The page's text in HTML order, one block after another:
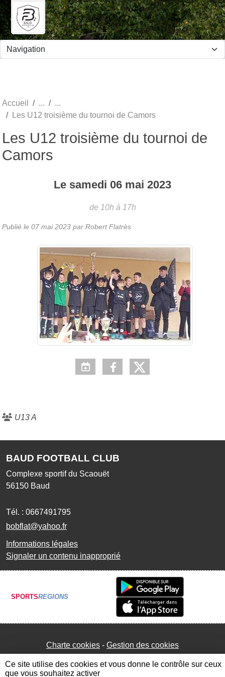
Accueil
Les U12 troisième du tournoi de Camors
Les U12 troisième du tournoi de
Camors
Le samedi 06 mai 2023
de 10h à 17h
Publié le 07 mai 2023 par Robert Flatrès
U13 A
BAUD FOOTBALL CLUB
Complexe sportif du Scaouët
56150 Baud
Tél. : 0667491795
bobflat@yahoo.fr
Informations légales
Signaler un contenu inapproprié
SPORTSREGIONS
Charte cookies Gestion des cookies
Panneau de gestion des cookies
Ce site utilise des cookies et vous donne le contrôle sur ceux
que vous souhaitez activer